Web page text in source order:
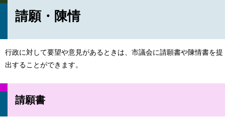
請願・陳情
行政に対して要望や意見があるときは、市議会に請願書や陳情書を提
出することができます。
請願書